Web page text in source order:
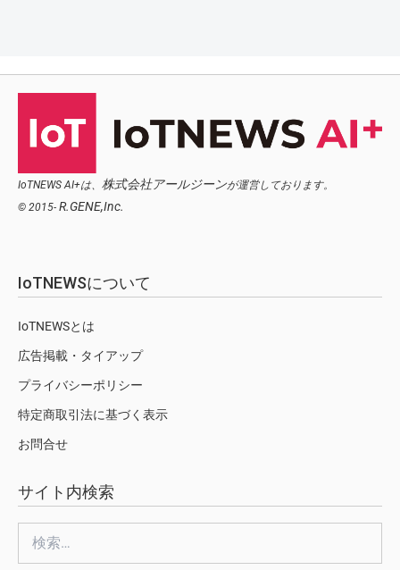
IoTNEWS AI+は、 株式会社アールジーンが運営しております。
© 2015- R.GENE,Inc.
IoTNEWSについて
IoTNEWSとは
広告掲載・タイアップ
プライバシーポリシー
特定商取引法に基づく表示
お問合せ
サイト内検索